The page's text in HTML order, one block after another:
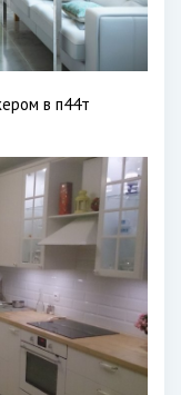
в п44т